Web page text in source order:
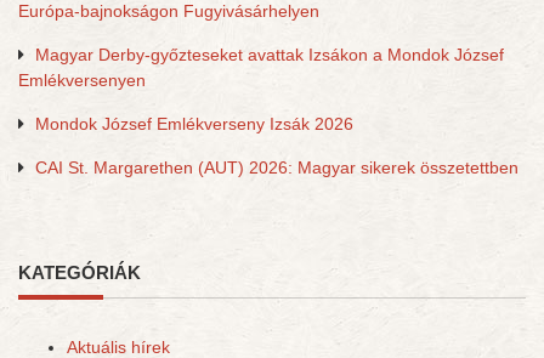
Európa-bajnokságon Fugyivásárhelyen
Magyar Derby-győzteseket avattak Izsákon a Mondok József
Emlékversenyen
Mondok József Emlékverseny Izsák 2026
CAI St. Margarethen (AUT) 2026: Magyar sikerek összetettben
KATEGÓRIÁK
Aktuális hírek